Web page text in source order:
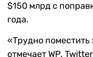
$150 млрд с
года.
«Трудно
отмечает WP.